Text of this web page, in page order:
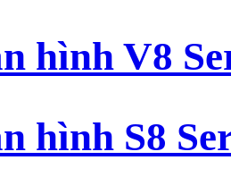
hình V8
hình S8